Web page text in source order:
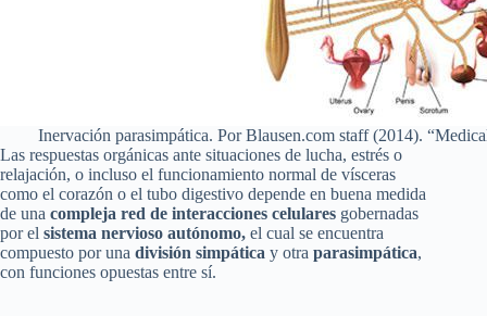
Inervación parasimpática. Por Blausen.com staff (2014).
Las respuestas orgánicas ante situaciones de lucha, estrés o
relajación, o incluso el funcionamiento normal de vísceras
como el corazón o el tubo digestivo depende en buena medida
de una compleja red de interacciones celulares gobernadas
por el sistema nervioso autónomo, el cual se encuentra
compuesto por una división simpática y otra parasimpática,
con funciones opuestas entre sí.